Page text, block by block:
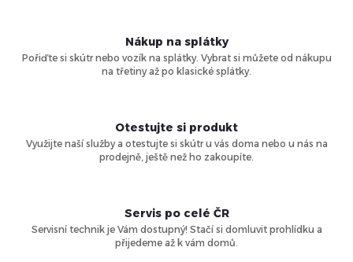
a
Nákup na splátky
Pořiďte si skútr nebo vozík na splátky. Vybrat si můžete od nákupu
na třetiny až po klasické splátky.
Otestujte si produkt
Využijte naší služby a otestujte si skútr u vás doma nebo u nás na
prodejně, ještě než ho zakoupíte.
Servis po celé ČR
Servisní technik je Vám dostupný! Stačí si domluvit prohlídku a
přijedeme až k vám domů.